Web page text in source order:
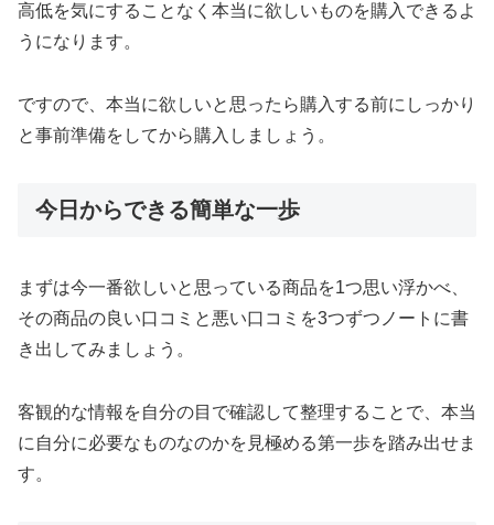
高低を気にすることなく本当に欲しいものを購入できるよ
うになります。
ですので、本当に欲しいと思ったら購入する前にしっかり
と事前準備をしてから購入しましょう。
今日からできる簡単な一歩
まずは今一番欲しいと思っている商品を1つ思い浮かべ、
その商品の良い口コミと悪い口コミを3つずつノートに書
き出してみましょう。
客観的な情報を自分の目で確認して整理することで、本当
に自分に必要なものなのかを見極める第一歩を踏み出せま
す。